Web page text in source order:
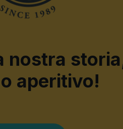
nostra
aperitivo!